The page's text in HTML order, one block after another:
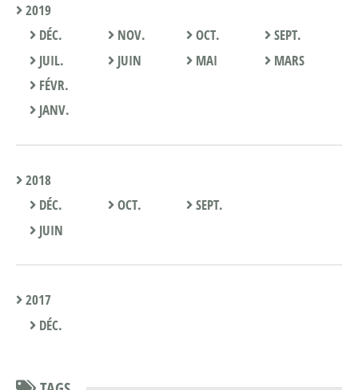
2019
DÉC.
NOV. OCT.
SEPT.
JUIL.
JUIN MAI
MARS
FÉVR.
JANV.
2018
DÉC.
OCT.
SEPT.
JUIN
2017
DÉC.